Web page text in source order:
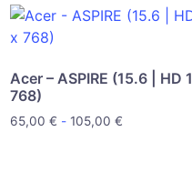
Acer – ASPIRE (15.6 | HD
768)
65,00 € - 105,00 €